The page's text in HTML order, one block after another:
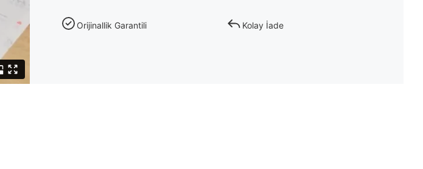
Orijinallik Garantili Kolay İade